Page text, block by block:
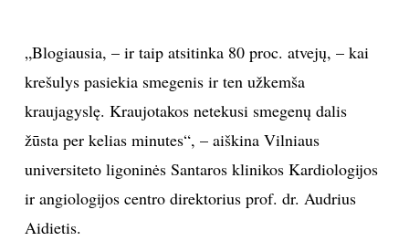
„Blogiausia, – ir taip atsitinka 80 proc. atvejų, – kai
krešulys pasiekia smegenis ir ten užkemša
kraujagyslę. Kraujotakos netekusi smegenų dalis
žūsta per kelias minutes“, – aiškina Vilniaus
universiteto ligoninės Santaros klinikos Kardiologijos
ir angiologijos centro direktorius prof. dr. Audrius
Aidietis.